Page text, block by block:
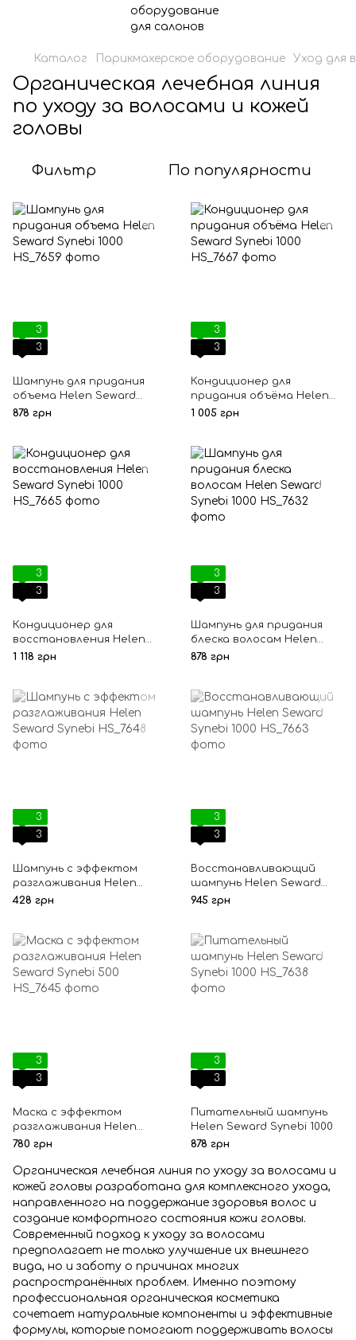
Каталог Парикмахерское оборудование Уход для
Органическая лечебная линия
по уходу за волосами и кожей
головы
Фильтр По популярности
3
3
Шампунь для придания
объема Helen Seward
Synebi 1000
878 грн
3
3
Кондиционер для
придания объёма Helen
Seward Synebi 1000
1 005 грн
3
3
Кондиционер для
восстановления Helen
Seward Synebi 1000
1 118 грн
3
3
Шампунь для придания
блеска волосам Helen
Seward Synebi 1000
878 грн
3
3
Шампунь с эффектом
разглаживания Helen
Seward Synebi
428 грн
3
3
Восстанавливающий
шампунь Helen Seward
Synebi 1000
945 грн
3
3
Маска с эффектом
разглаживания Helen
Seward Synebi 500
780 грн
3
3
Питательный шампунь
Helen Seward Synebi 1000
878 грн
Органическая лечебная линия по уходу за волосами и
кожей головы разработана для комплексного ухода,
направленного на поддержание здоровья волос и
создание комфортного состояния кожи головы.
Современный подход к уходу за волосами
предполагает не только улучшение их внешнего
вида, но и заботу о причинах многих
распространённых проблем. Именно поэтому
профессиональная органическая косметика
сочетает натуральные компоненты и эффективные
формулы, которые помогают поддерживать волосы